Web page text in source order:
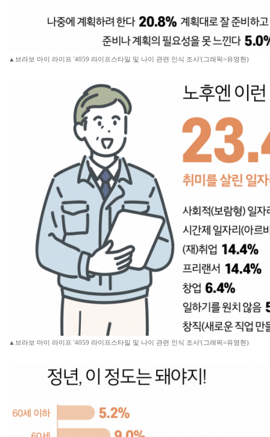
▲브라보 마이 라이프 '4059 라이프스타일 및 나이 관련 인식 조사'(그래픽=유영현)
▲브라보 마이 라이프 '4059 라이프스타일 및 나이 관련 인식 조사'(그래픽=유영현)